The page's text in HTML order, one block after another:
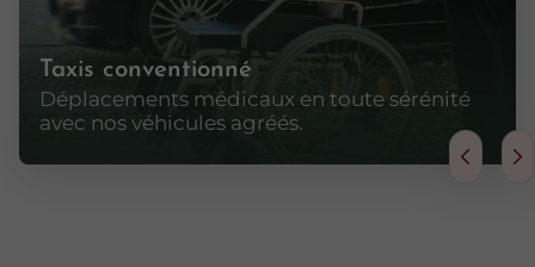
Taxis conventionné
Déplacements médicaux en toute sérénité
avec nos véhicules agréés.